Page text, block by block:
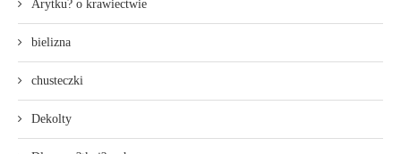
Arytku? o krawiectwie
bielizna
chusteczki
Dekolty